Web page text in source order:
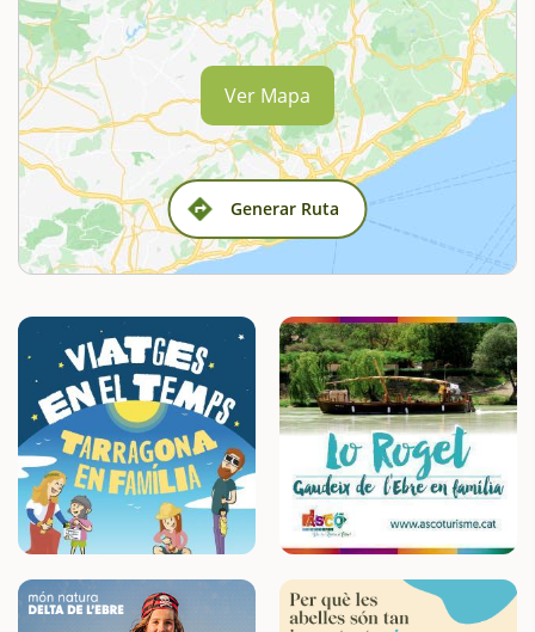
Generar Ruta
Ver Mapa